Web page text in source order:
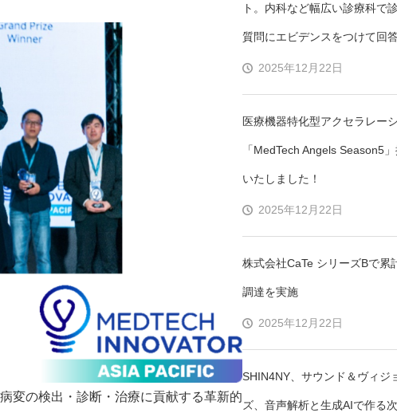
変の検出・診断・治療に貢献する革新的
ト。内科など幅広い診療科で
質問にエビデンスをつけて回
2025年12月22日
医療機器特化型アクセラレー
「MedTech Angels Season5
いたしました！
2025年12月22日
株式会社CaTe シリーズBで累
調達を実施
2025年12月22日
SHIN4NY、サウンド＆ヴィジ
ズ、音声解析と生成AIで作る